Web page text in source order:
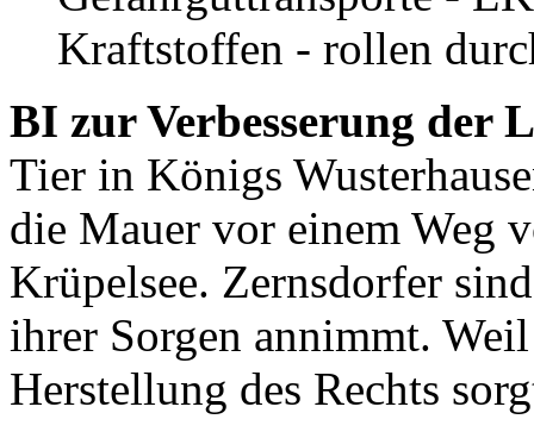
Kraftstoffen - rollen
BI zur Verbesserung der
Tier in Königs
die Mauer vor einem Weg
Krüpelsee. Zernsdorfer
ihrer Sorgen annimmt.
Herstellung des Rechts